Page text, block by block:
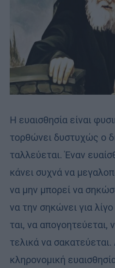
Η ευαι­σθη­σία εί­ναι
τορ­θώ­νει δυ­στυ­χώς ο
ταλ­λεύ­ε­ται. Έναν
κά­νει συ­χνά να
να μην μπο­ρεί να
να την ση­κώ­νει για
ται, να απο­γο­η­τεύ­ε­ται,
τε­λι­κά να σα­κα­τεύ­ε­ται.
κλη­ρο­νο­μι­κή